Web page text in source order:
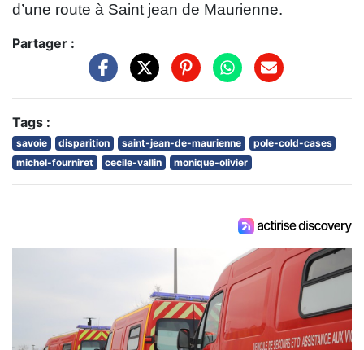
d’une route à Saint jean de Maurienne.
Partager :
Tags :
savoie disparition saint-jean-de-maurienne
pole-cold-cases
michel-fourniret
cecile-vallin monique-olivier